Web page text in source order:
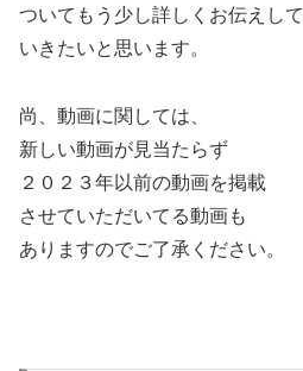
ついてもう少し詳しくお伝えして
いきたいと思います。
尚、動画に関しては、
新しい動画が見当たらず
２０２３年以前の動画を掲載
させていただいてる動画も
ありますのでご了承ください。